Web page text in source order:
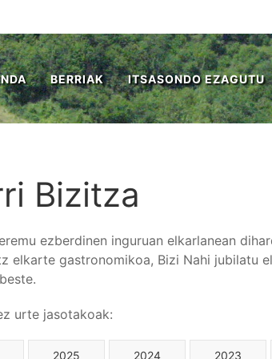
BERRIAK ITSASONDO EZAGUTU
Bizitza
ezberdinen inguruan elkarlanean
elkarte gastronomikoa, Bizi Nahi jubilatu
urte jasotakoak:
2025 2024 2023